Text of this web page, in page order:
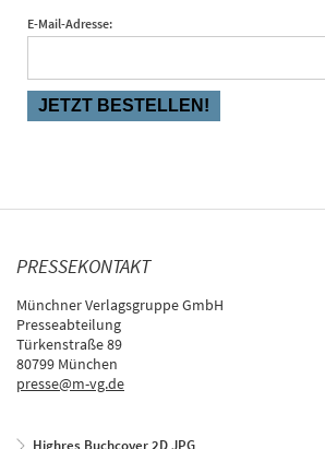
E-Mail-Adresse:
PRESSEKONTAKT
Münchner Verlagsgruppe GmbH
Presseabteilung
Türkenstraße 89
80799 München
presse@m-vg.de
Highres Buchcover 2D JPG